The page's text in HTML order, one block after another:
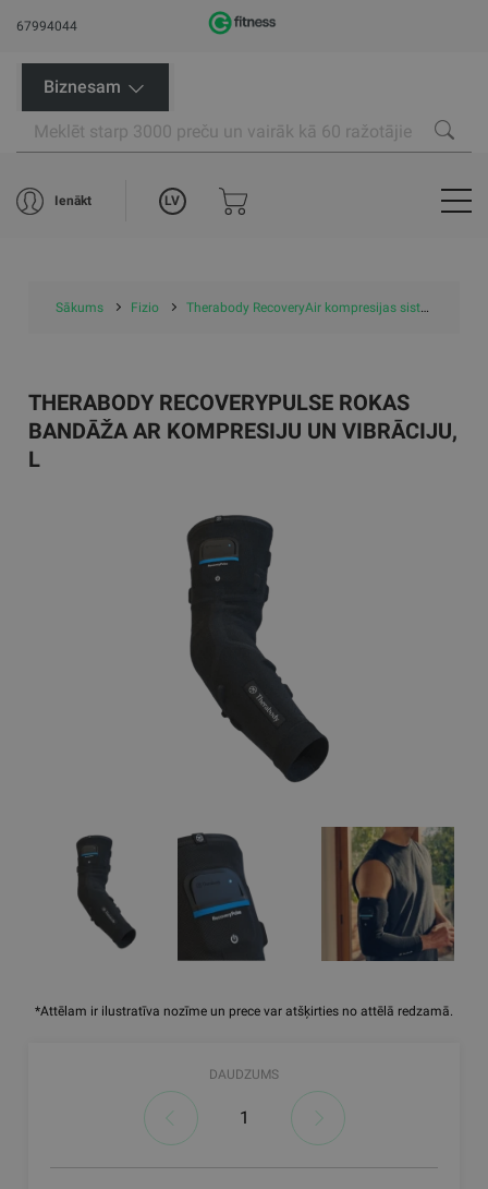
67994044
Biznesam
Ienākt LV
Sākums Fizio Therabody RecoveryAir kompresijas sistēmas
*Attēlam ir ilustratīva nozīme un prece var atšķirties no attēlā redzamā.
THERABODY RECOVERYPULSE ROKAS
BANDĀŽA AR KOMPRESIJU UN VIBRĀCIJU,
L
DAUDZUMS